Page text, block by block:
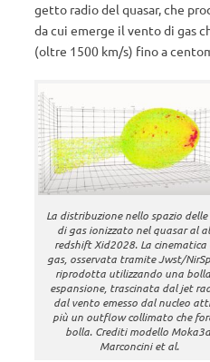
getto radio del quasar, che
da cui emerge il vento di gas
(oltre 1500 km/s) fino a
La distribuzione nello spazio
di gas ionizzato nel quasar al
redshift Xid2028. La cinematica
gas, osservata tramite Jwst/
riprodotta utilizzando una
espansione, trascinata dal jet
dal vento emesso dal nucleo
più un outflow collimato che
bolla. Crediti modello
Marconcini et al.